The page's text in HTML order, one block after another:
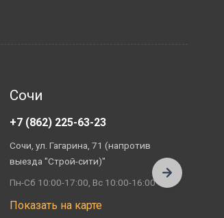
Сочи
+7 (862) 225-63-23
Сочи, ул. Гагарина, 71 (напротив
выезда "Строй-сити)"
Пн-Сб 10:00-17:00, Вс 10:00-16:00
Показать на карте